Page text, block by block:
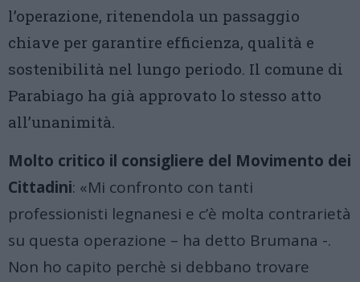
l’operazione, ritenendola un passaggio
chiave per garantire efficienza, qualità e
sostenibilità nel lungo periodo. Il comune di
Parabiago ha già approvato lo stesso atto
all’unanimità.
Molto critico il consigliere del Movimento dei
Cittadini: «Mi confronto con tanti
professionisti legnanesi e c’è molta contrarietà
su questa operazione – ha detto Brumana -.
Non ho capito perchè si debbano trovare